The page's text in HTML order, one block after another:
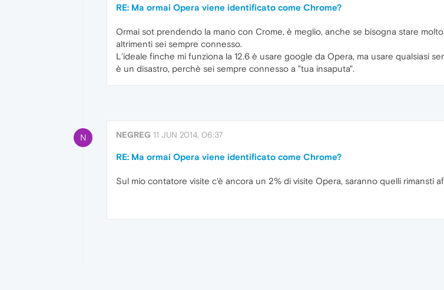
RE: Ma ormai Opera viene identificato come Chrome?
Ormai sot prendendo la mano con Crome, è meglio, anche se bisogna stare
altrimenti sei sempre connesso.
L'ideale finche mi funziona la 12.6 è usare google da Opera, ma usare qualsiasi
è un disastro, perchè sei sempre connesso a "tua insaputa".
N NEGREG 11 JUN 2014, 06:37
RE: Ma ormai Opera viene identificato come Chrome?
Sul mio contatore visite c'è ancora un 2% di visite Opera, saranno quelli rimansti